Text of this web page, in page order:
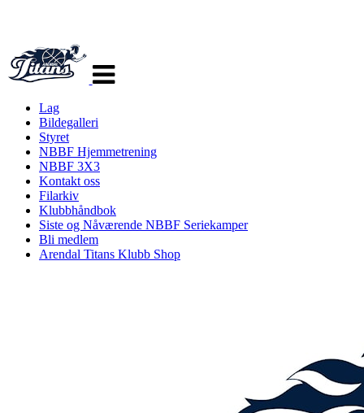
navigasjon
Lag
Bildegalleri
Styret
NBBF Hjemmetrening
NBBF 3X3
Kontakt oss
Filarkiv
Klubbhåndbok
Siste og Nåværende NBBF Seriekamper
Bli medlem
Arendal Titans Klubb Shop